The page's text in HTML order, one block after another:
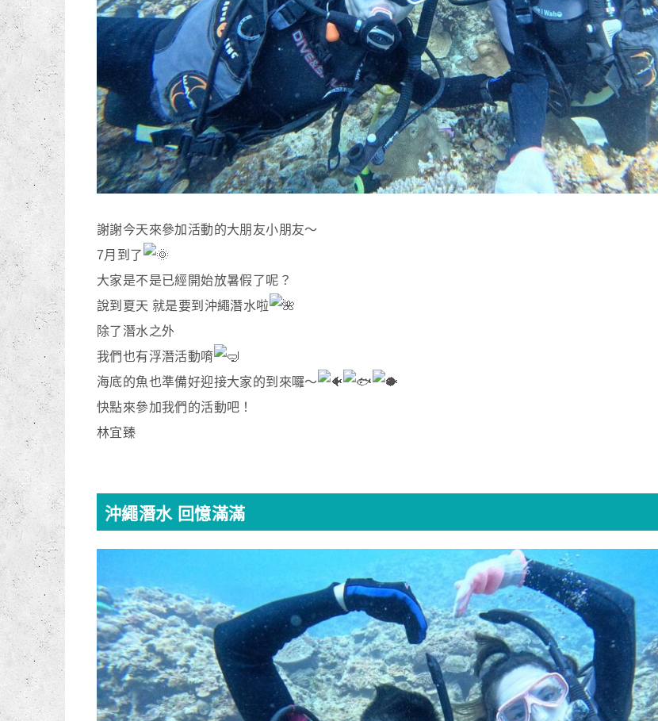
謝謝今天來參加活動的大朋友小朋友～
7月到了
大家是不是已經開始放暑假了呢？
說到夏天 就是要到沖繩潛水啦
除了潛水之外
我們也有浮潛活動唷
海底的魚也準備好迎接大家的到來囉～
快點來參加我們的活動吧！
林宜臻
沖繩潛水 回憶滿滿